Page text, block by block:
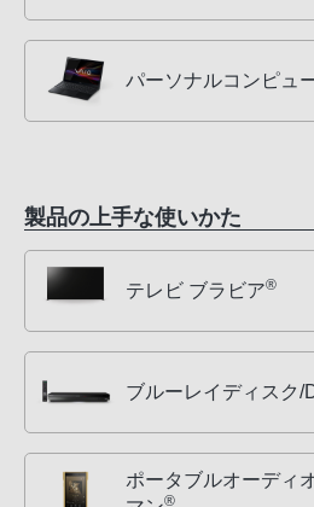
パーソナルコンピュ
製品の上手な使いかた
テレビ ブラビア®
ブルーレイディスク/
ポータブルオーディ
®